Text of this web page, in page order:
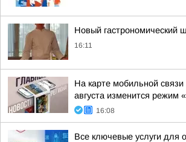
Новый гастрономический
16:11
На карте мобильной
августа изменится режим
16:08
Все ключевые услуги для